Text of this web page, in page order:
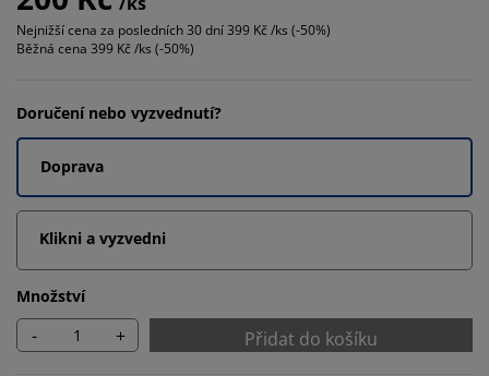
Nejnižší cena za posledních 30 dní399 Kč /ks (-50%)
Běžná cena 399 Kč /ks (-50%)
Doručení nebo vyzvednutí?
Doprava
Klikni a vyzvedni
Množství
- + Přidat do košíku